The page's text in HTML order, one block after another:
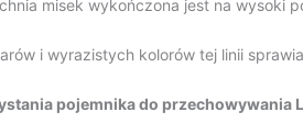
misek wykończona jest na wysoki
i wyrazistych kolorów tej linii
pojemnika do przechowywania